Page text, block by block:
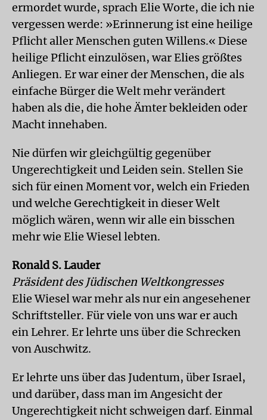
ermordet wurde, sprach Elie Worte, die ich nie
vergessen werde: »Erinnerung ist eine heilige
Pflicht aller Menschen guten Willens.« Diese
heilige Pflicht einzulösen, war Elies größtes
Anliegen. Er war einer der Menschen, die als
einfache Bürger die Welt mehr verändert
haben als die, die hohe Ämter bekleiden oder
Macht innehaben.
Nie dürfen wir gleichgültig gegenüber
Ungerechtigkeit und Leiden sein. Stellen Sie
sich für einen Moment vor, welch ein Frieden
und welche Gerechtigkeit in dieser Welt
möglich wären, wenn wir alle ein bisschen
mehr wie Elie Wiesel lebten.
Ronald S. Lauder
Präsident des Jüdischen Weltkongresses
Elie Wiesel war mehr als nur ein angesehener
Schriftsteller. Für viele von uns war er auch
ein Lehrer. Er lehrte uns über die Schrecken
von Auschwitz.
Er lehrte uns über das Judentum, über Israel,
und darüber, dass man im Angesicht der
Ungerechtigkeit nicht schweigen darf. Einmal